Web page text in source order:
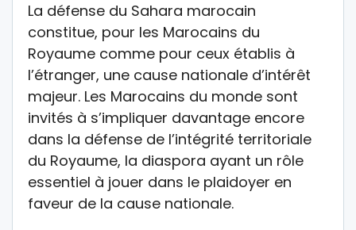
La défense du Sahara marocain
constitue, pour les Marocains du
Royaume comme pour ceux établis à
l’étranger, une cause nationale d’intérêt
majeur. Les Marocains du monde sont
invités à s’impliquer davantage encore
dans la défense de l’intégrité territoriale
du Royaume, la diaspora ayant un rôle
essentiel à jouer dans le plaidoyer en
faveur de la cause nationale.